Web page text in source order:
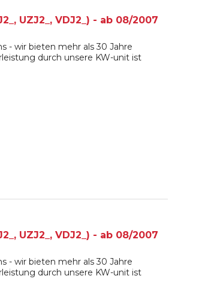
UZJ2_, VDJ2_) - ab 08/2007
- wir bieten mehr als 30 Jahre
durch unsere KW-unit ist
UZJ2_, VDJ2_) - ab 08/2007
- wir bieten mehr als 30 Jahre
durch unsere KW-unit ist